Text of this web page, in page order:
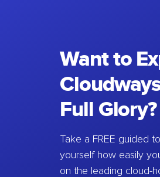
Want to
Full Glory?
Take a FREE guided
yourself how easily
on the leading cloud-